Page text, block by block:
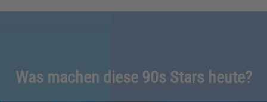
Was machen diese 90s Stars heute?